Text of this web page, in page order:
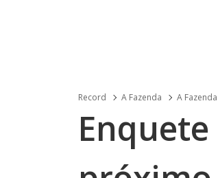
Record A Fazenda A